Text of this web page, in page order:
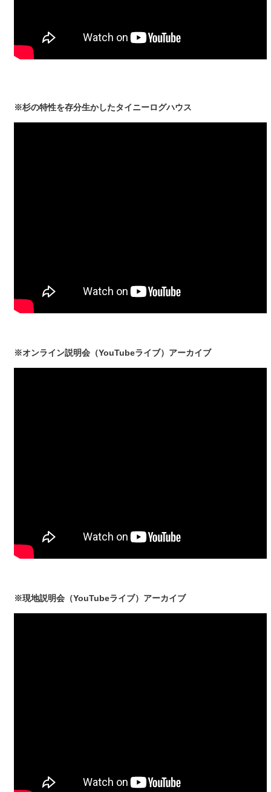
※杉の特性を存分生かしたタイニーログハウス
※オンライン説明会（YouTubeライブ）アーカイブ
※現地説明会（YouTubeライブ）アーカイブ